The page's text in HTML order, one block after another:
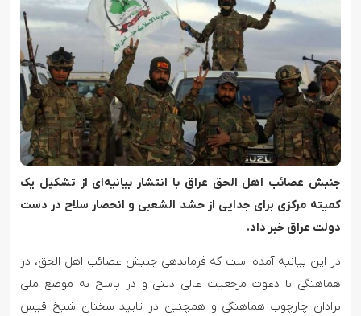
جنبش عصائب اهل الحق عراق با انتشار بیانیه‌ای از تشکیل یک
کمیته مرکزی برای جدایی از حشد الشعبی و انحصار سلاح در دست
دولت عراق خبر داد.
در این بیانیه آمده است که فرماندهی جنبش عصائب اهل الحق، در
هماهنگی با دعوت مرجعیت عالی دینی و در پاسخ به موضع ملی
برادان چارچوب هماهنگی و همچنین در تایید سخنان شیخ قیس